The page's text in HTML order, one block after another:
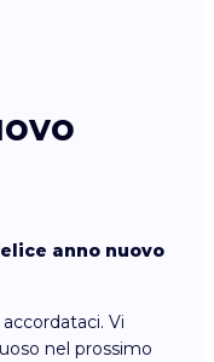
anno nuovo
Vi
nel prossimo